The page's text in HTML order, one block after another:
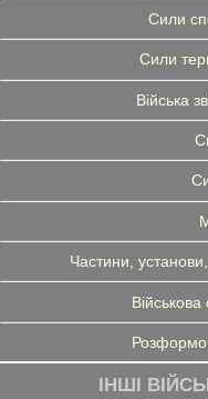
Сили
Сили
Війська
Частини,
ІНШІ